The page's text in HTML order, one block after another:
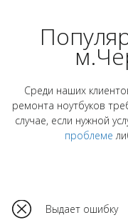
Среди наших
ремонта ноутбуков
случае, если нужной
проблеме
Выдает ошибку